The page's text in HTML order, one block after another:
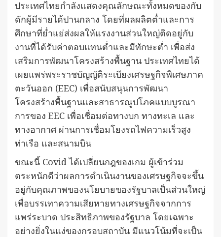
ประเทศไทยกำลังแสดงคุณลักษณะทั้งหมดของกับ
ดักผู้มีรายได้ปานกลาง โดยที่ผลผลิตต่ำและการ
ศึกษาที่ย่ำแย่ส่งผลให้แรงงานส่วนใหญ่ติดอยู่กับ
งานที่ได้รับค่าตอบแทนต่ำและมีทักษะต่ำ เพื่อส่ง
เสริมการพัฒนาโครงสร้างพื้นฐาน ประเทศไทยได้
เผยแพร่พระราชบัญญัติระเบียงเศรษฐกิจพิเศษภาค
ตะวันออก (EEC) เพื่อสนับสนุนการพัฒนา
โครงสร้างพื้นฐานและสาธารณูปโภคแบบบูรณา
การของ EEC เพื่อเชื่อมต่อทางบก ทางทะเล และ
ทางอากาศ ผ่านการเชื่อมโยงรถไฟความเร็วสูง
ท่าเรือ และสนามบิน
ขณะนี้ Covid ได้เปลี่ยนกฎของเกม ผู้เข้าร่วม
ตระหนักดีว่าผลการดำเนินงานของเศรษฐกิจจะขึ้น
อยู่กับคุณภาพของนโยบายของรัฐบาลเป็นส่วนใหญ่
เพื่อบรรเทาความเสียหายทางเศรษฐกิจจากการ
แพร่ระบาด ประสิทธิภาพของรัฐบาล โดยเฉพาะ
อย่างยิ่งในแง่ของกรอบสถาบัน มีแนวโน้มที่จะเป็น